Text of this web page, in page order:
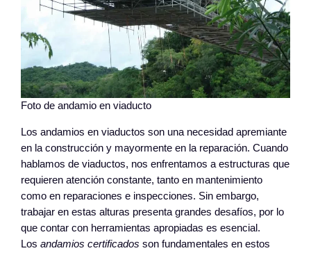
Foto de andamio en viaducto
Los andamios en viaductos son una necesidad apremiante
en la construcción y mayormente en la reparación. Cuando
hablamos de viaductos, nos enfrentamos a estructuras que
requieren atención constante, tanto en mantenimiento
como en reparaciones e inspecciones. Sin embargo,
trabajar en estas alturas presenta grandes desafíos, por lo
que contar con herramientas apropiadas es esencial.
Losandamios certificados son fundamentales en estos